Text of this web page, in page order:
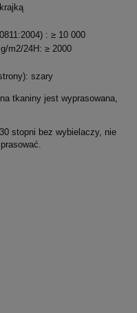
: ≥ 10 000
m2/24H: ≥ 2000
szary
tkaniny jest wyprasowana,
stopni bez wybielaczy, nie